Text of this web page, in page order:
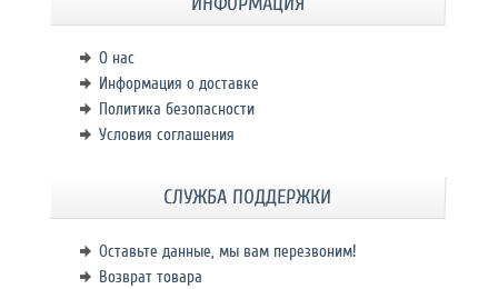
О нас
Информация о доставке
Политика безопасности
Условия соглашения
СЛУЖБА ПОДДЕРЖКИ
Оставьте данные, мы вам перезвоним!
Возврат товара